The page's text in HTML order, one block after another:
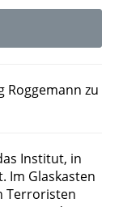
Roggemann zu
Institut, in
Im Glaskasten
Terroristen